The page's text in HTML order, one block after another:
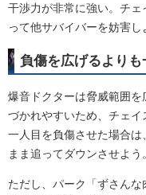
干渉力が非常に強い。チ
って他サバイバーを妨害し
負傷を広げるより
爆音ドクターは脅威範囲
づかれやすいため、チェ
一人目を負傷させた場合
まま追ってダウンさせよう。
ただし、パーク「ずさん